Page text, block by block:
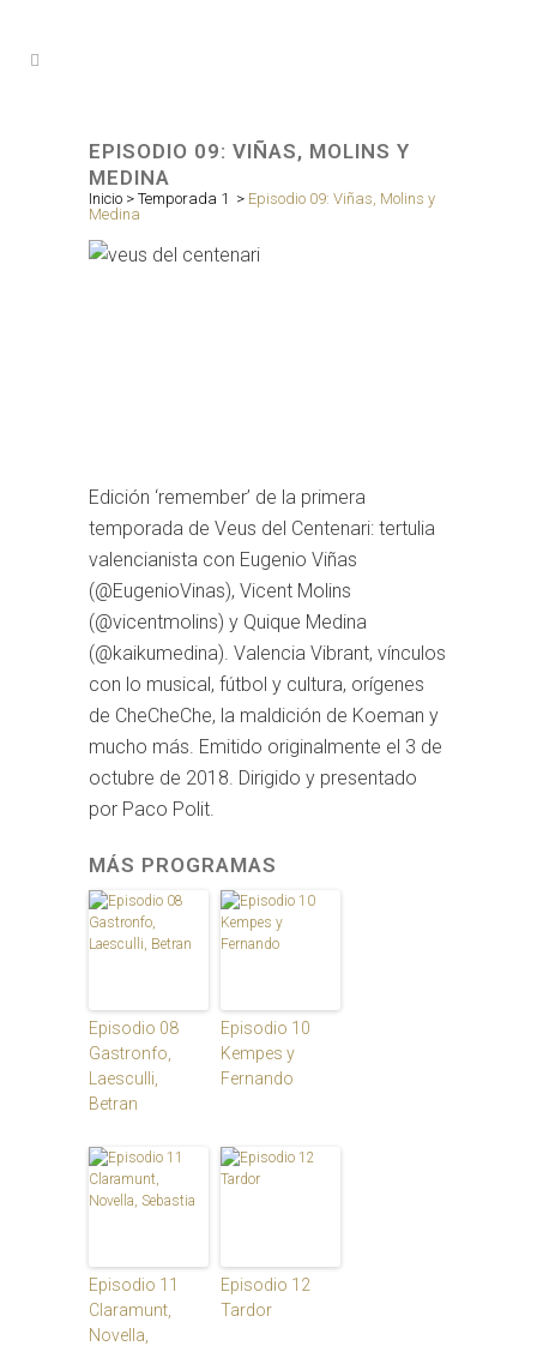
EPISODIO 09: VIÑAS, MOLINS Y
MEDINA
Inicio > Temporada 1 > Episodio 09: Viñas, Molins y
Medina
Edición ‘remember’ de la primera
temporada de Veus del Centenari: tertulia
valencianista con Eugenio Viñas
(@EugenioVinas), Vicent Molins
(@vicentmolins) y Quique Medina
(@kaikumedina). Valencia Vibrant, vínculos
con lo musical, fútbol y cultura, orígenes
de CheCheChe, la maldición de Koeman y
mucho más. Emitido originalmente el 3 de
octubre de 2018. Dirigido y presentado
por Paco Polit.
MÁS PROGRAMAS
Episodio 08
Gastronfo,
Laesculli,
Betran
Episodio 10
Kempes y
Fernando
Episodio 11
Claramunt,
Novella,
Episodio 12
Tardor